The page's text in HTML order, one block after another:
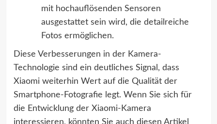
mit hochauflösenden Sensoren
ausgestattet sein wird, die detailreiche
Fotos ermöglichen.
Diese Verbesserungen in der Kamera-
Technologie sind ein deutliches Signal, dass
Xiaomi weiterhin Wert auf die Qualität der
Smartphone-Fotografie legt. Wenn Sie sich für
die Entwicklung der Xiaomi-Kamera
interessieren, könnten Sie auch diesen Artikel